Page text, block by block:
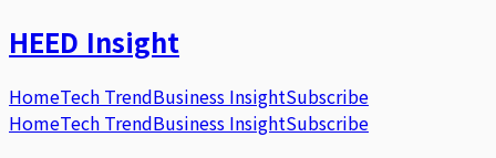
HEED Insight
HomeTech TrendBusiness InsightSubscribe
HomeTech TrendBusiness InsightSubscribe